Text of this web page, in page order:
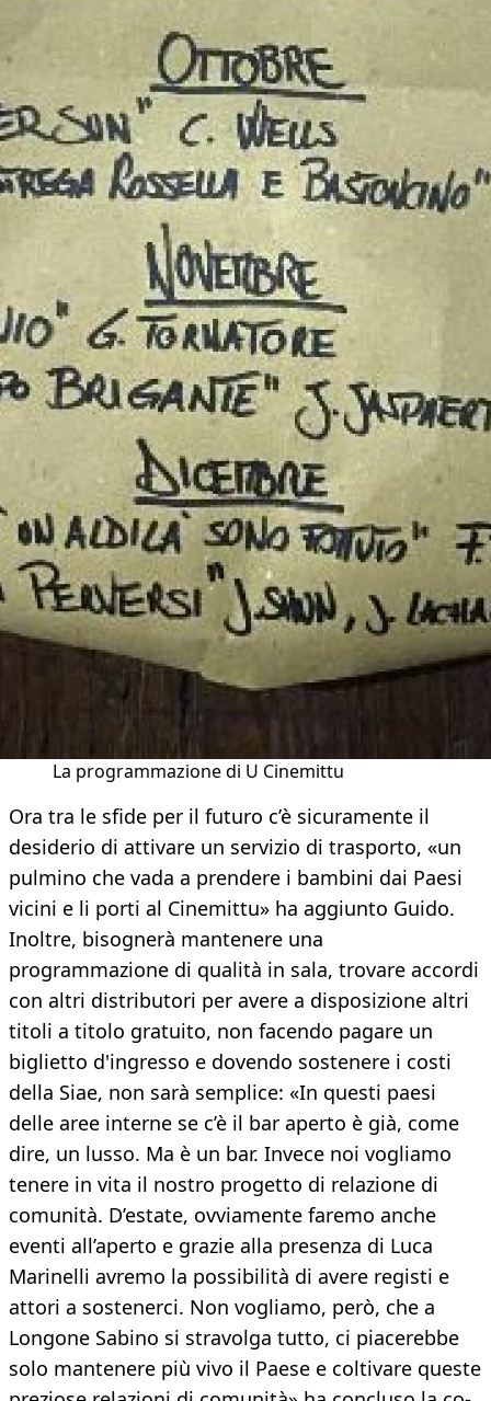
La programmazione di U Cinemittu
Ora tra le sfide per il futuro c’è sicuramente il
desiderio di attivare un servizio di trasporto, «un
pulmino che vada a prendere i bambini dai Paesi
vicini e li porti al Cinemittu» ha aggiunto Guido.
Inoltre, bisognerà mantenere una
programmazione di qualità in sala, trovare accordi
con altri distributori per avere a disposizione altri
titoli a titolo gratuito, non facendo pagare un
biglietto d'ingresso e dovendo sostenere i costi
della Siae, non sarà semplice: «In questi paesi
delle aree interne se c’è il bar aperto è già, come
dire, un lusso. Ma è un bar. Invece noi vogliamo
tenere in vita il nostro progetto di relazione di
comunità. D’estate, ovviamente faremo anche
eventi all’aperto e grazie alla presenza di Luca
Marinelli avremo la possibilità di avere registi e
attori a sostenerci. Non vogliamo, però, che a
Longone Sabino si stravolga tutto, ci piacerebbe
solo mantenere più vivo il Paese e coltivare queste